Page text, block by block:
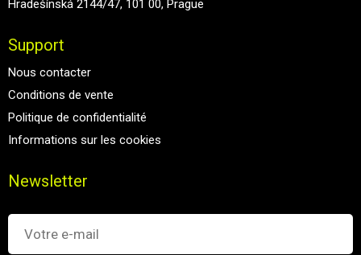
Hradešínská 2144/47, 101 00, Prague
Support
Nous contacter
Conditions de vente
Politique de confidentialité
Informations sur les cookies
Newsletter